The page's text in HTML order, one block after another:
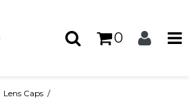
0
Lens Caps /